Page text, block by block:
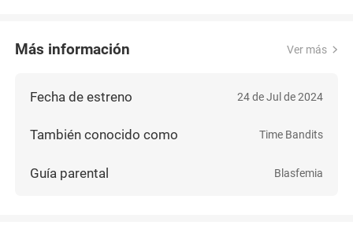
Más información Ver más
Fecha de estreno 24 de Jul de 2024
También conocido como Time Bandits
Guía parental Blasfemia